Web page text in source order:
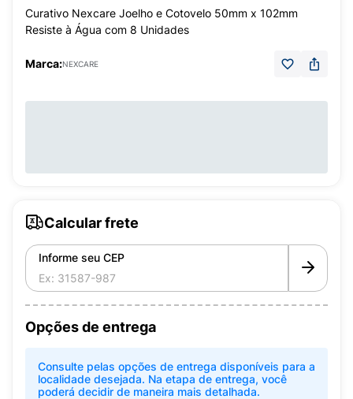
Curativo Nexcare Joelho e Cotovelo 50mm x 102mm
Resiste à Água com 8 Unidades
Marca:NEXCARE
Calcular frete
Informe seu CEP
Opções de entrega
Consulte pelas opções de entrega disponíveis para a
localidade desejada. Na etapa de entrega, você
poderá decidir de maneira mais detalhada.